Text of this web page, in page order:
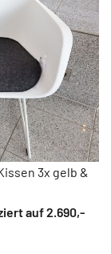
3x gelb &
auf 2.690,-